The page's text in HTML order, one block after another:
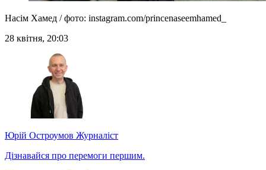
Насім Хамед / фото: instagram.com/princenaseemhamed_
28 квітня, 20:03
Юрій Остроумов Журналіст
Дізнавайся про перемоги першим.